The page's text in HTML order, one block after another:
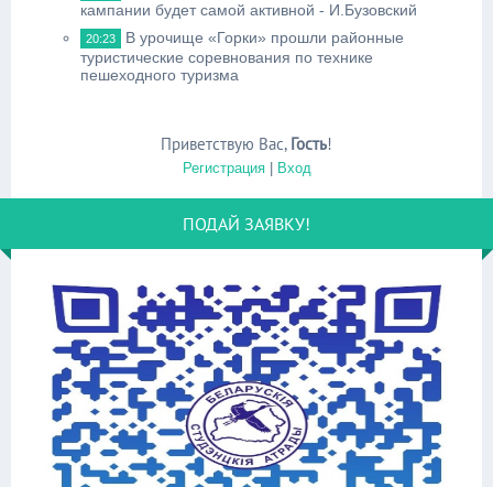
кампании будет самой активной - И.Бузовский
20:23
В урочище «Горки» прошли районные
туристические соревнования по технике
пешеходного туризма
Приветствую Вас, Гость!
Регистрация| Вход
ПОДАЙ ЗАЯВКУ!